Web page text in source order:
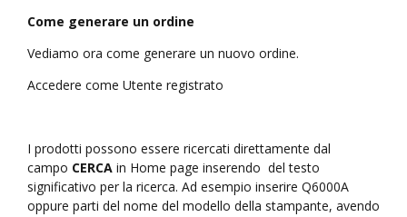
Come generare un ordine
Vediamo ora come generare un nuovo ordine.
Accedere come Utente registrato
I prodotti possono essere ricercati direttamente dal
campo CERCA in Home page inserendo del testo
significativo per la ricerca. Ad esempio inserire Q6000A
oppure parti del nome del modello della stampante, avendo